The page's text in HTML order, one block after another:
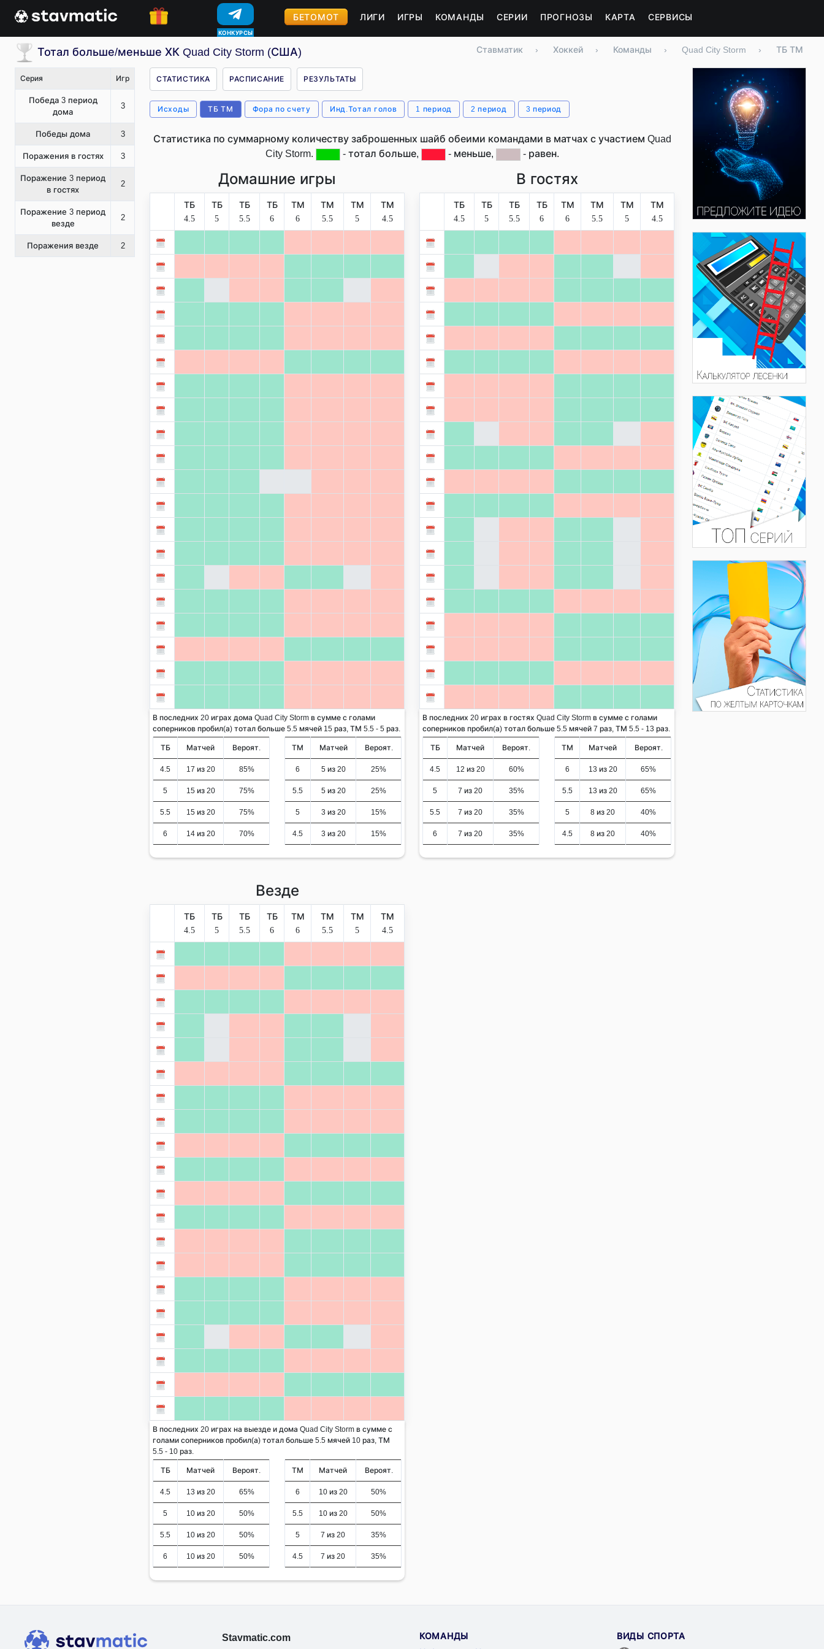
КОНКУРСЫ
БЕТОМОТ ЛИГИ ИГРЫ КОМАНДЫ СЕРИИ ПРОГНОЗЫ КАРТА СЕРВИСЫ
Тотал больше/меньше ХК Quad City Storm (США) Ставматик › Хоккей › Команды › Quad City Storm › ТБ ТМ
Серия Игр
Победа 3 период
дома
3
Победы дома 3
Поражения в гостях 3
Поражение 3 период
в гостях
2
Поражение 3 период
везде
2
Поражения везде 2
СТАТИСТИКА РАСПИСАНИЕ РЕЗУЛЬТАТЫ
Исходы ТБ ТМ Фора по счету Инд.Тотал голов 1 период 2 период 3 период
Статистика по суммарному количеству заброшенных шайб обеими командами в матчах с участием Quad
City Storm.
- тотал больше, - меньше, - равен.
Домашние игры
ТБ
4.5
ТБ
5
ТБ
5.5
ТБ
6
ТМ
6
ТМ
5.5
ТМ
5
ТМ
4.5
В последних 20 играх дома Quad City Storm в сумме с голами
соперников пробил(а) тотал больше 5.5 мячей 15 раз, ТМ 5.5 - 5 раз.
ТБ Матчей Вероят.
4.5 17 из 20 85%
5 15 из 20 75%
5.5 15 из 20 75%
6 14 из 20 70%
ТМ Матчей Вероят.
6 5 из 20 25%
5.5 5 из 20 25%
5 3 из 20 15%
4.5 3 из 20 15%
В гостях
ТБ
4.5
ТБ
5
ТБ
5.5
ТБ
6
ТМ
6
ТМ
5.5
ТМ
5
ТМ
4.5
В последних 20 играх в гостях Quad City Storm в сумме с голами
соперников пробил(а) тотал больше 5.5 мячей 7 раз, ТМ 5.5 - 13 раз.
ТБ Матчей Вероят.
4.5 12 из 20 60%
5 7 из 20 35%
5.5 7 из 20 35%
6 7 из 20 35%
ТМ Матчей Вероят.
6 13 из 20 65%
5.5 13 из 20 65%
5 8 из 20 40%
4.5 8 из 20 40%
Везде
ТБ
4.5
ТБ
5
ТБ
5.5
ТБ
6
ТМ
6
ТМ
5.5
ТМ
5
ТМ
4.5
В последних 20 играх на выезде и дома Quad City Storm в сумме с
голами соперников пробил(а) тотал больше 5.5 мячей 10 раз, ТМ
5.5 - 10 раз.
ТБ Матчей Вероят.
4.5 13 из 20 65%
5 10 из 20 50%
5.5 10 из 20 50%
6 10 из 20 50%
ТМ Матчей Вероят.
6 10 из 20 50%
5.5 10 из 20 50%
5 7 из 20 35%
4.5 7 из 20 35%
Stavmatic.com
КОМАНДЫ
ВИДЫ СПОРТА